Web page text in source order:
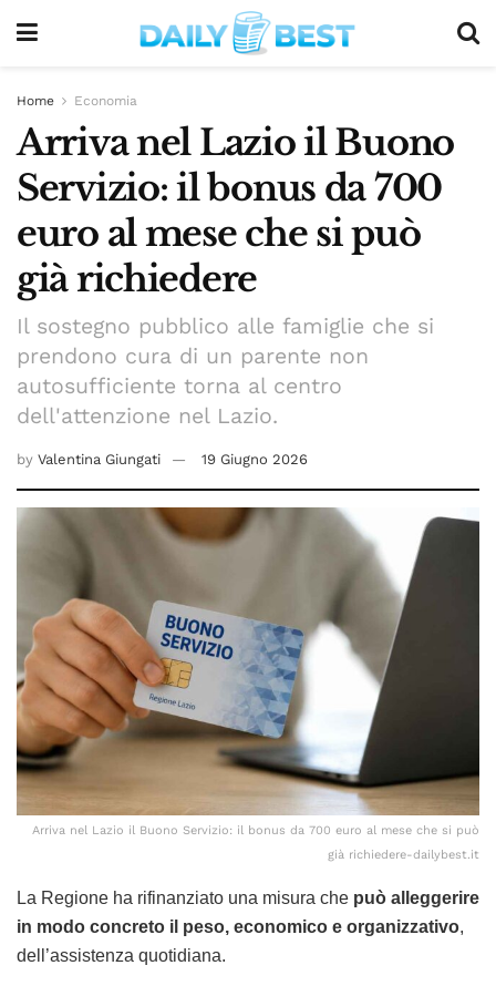
Home Economia
Arriva nel Lazio il Buono
Servizio: il bonus da 700
euro al mese che si può
già richiedere
Il sostegno pubblico alle famiglie che si
prendono cura di un parente non
autosufficiente torna al centro
dell'attenzione nel Lazio.
by Valentina Giungati 19 Giugno 2026
Arriva nel Lazio il Buono Servizio: il bonus da 700 euro al mese che si può
già richiedere-dailybest.it
La Regione ha rifinanziato una misura che può alleggerire
in modo concreto il peso, economico e organizzativo,
dell’assistenza quotidiana.